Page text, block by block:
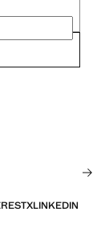
XLINKEDIN